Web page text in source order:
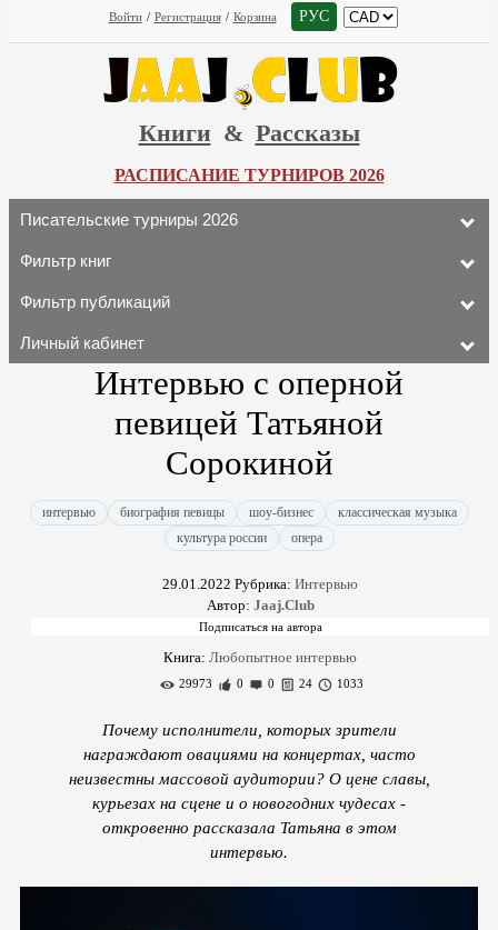
Войти / Регистрация / Корзина РУС
Книги & Рассказы
РАСПИСАНИЕ ТУРНИРОВ 2026
Писательские турниры 2026
Фильтр книг
Фильтр публикаций
Личный кабинет
Интервью с оперной
певицей Татьяной
Сорокиной
интервью биография певицы шоу-бизнес
классическая музыка
культура россии
опера
29.01.2022 Рубрика: Интервью
Автор: Jaaj.Club
Книга: Любопытное интервью
29973 0 0 24 1033
Почему исполнители, которых зрители
награждают овациями на концертах, часто
неизвестны массовой аудитории? О цене славы,
курьезах на сцене и о новогодних чудесах -
откровенно рассказала Татьяна в этом
интервью.